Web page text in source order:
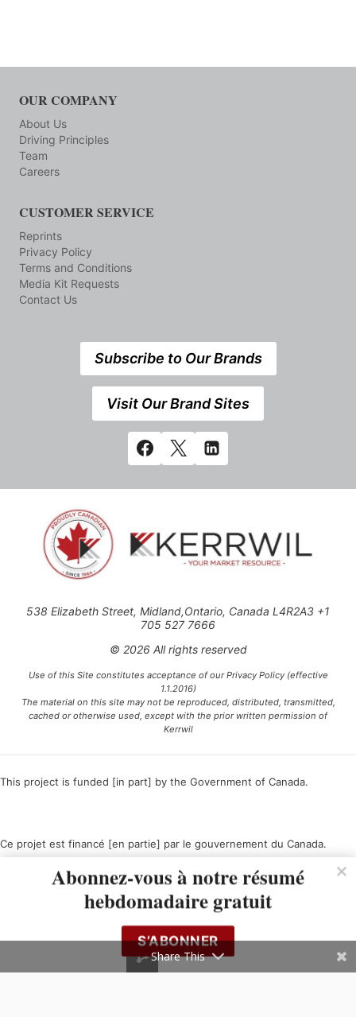
OUR COMPANY
About Us
Driving Principles
Team
Careers
CUSTOMER SERVICE
Reprints
Privacy Policy
Terms and Conditions
Media Kit Requests
Contact Us
Subscribe to Our Brands
Visit Our Brand Sites
538 Elizabeth Street, Midland,Ontario, Canada L4R2A3 +1
705 527 7666
© 2026 All rights reserved
Use of this Site constitutes acceptance of our Privacy Policy (effective
1.1.2016)
The material on this site may not be reproduced, distributed, transmitted,
cached or otherwise used, except with the prior written permission of
Kerrwil
This project is funded [in part] by the Government of Canada.
Ce projet est financé [en partie] par le gouvernement du Canada.
Abonnez-vous à notre résumé
hebdomadaire gratuit
S’ABONNER
Share This